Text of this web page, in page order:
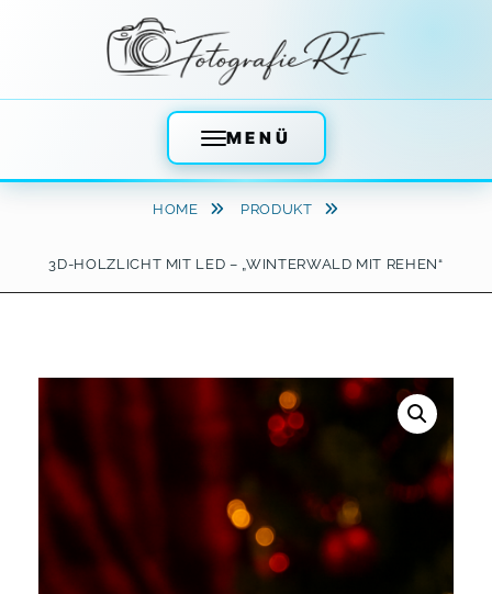
MENÜ
HOME PRODUKT
3D-HOLZLICHT MIT LED – „WINTERWALD MIT REHEN“